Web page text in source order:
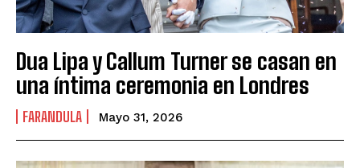
Dua Lipa y Callum Turner se casan en
una íntima ceremonia en Londres
FARANDULA Mayo 31, 2026